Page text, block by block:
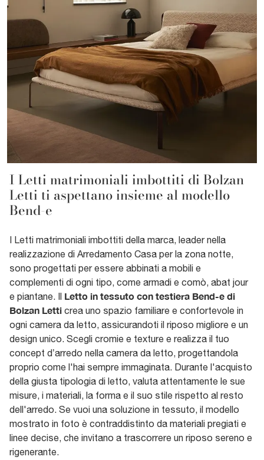
I Letti matrimoniali imbottiti di Bolzan
Letti ti aspettano insieme al modello
Bend-e
I Letti matrimoniali imbottiti della marca, leader nella
realizzazione di Arredamento Casa per la zona notte,
sono progettati per essere abbinati a mobili e
complementi di ogni tipo, come armadi e comò, abat jour
e piantane. Il Letto in tessuto con testiera Bend-e di
Bolzan Letti crea uno spazio familiare e confortevole in
ogni camera da letto, assicurandoti il riposo migliore e un
design unico. Scegli cromie e texture e realizza il tuo
concept d’arredo nella camera da letto, progettandola
proprio come l'hai sempre immaginata. Durante l'acquisto
della giusta tipologia di letto, valuta attentamente le sue
misure, i materiali, la forma e il suo stile rispetto al resto
dell'arredo. Se vuoi una soluzione in tessuto, il modello
mostrato in foto è contraddistinto da materiali pregiati e
linee decise, che invitano a trascorrere un riposo sereno e
rigenerante.